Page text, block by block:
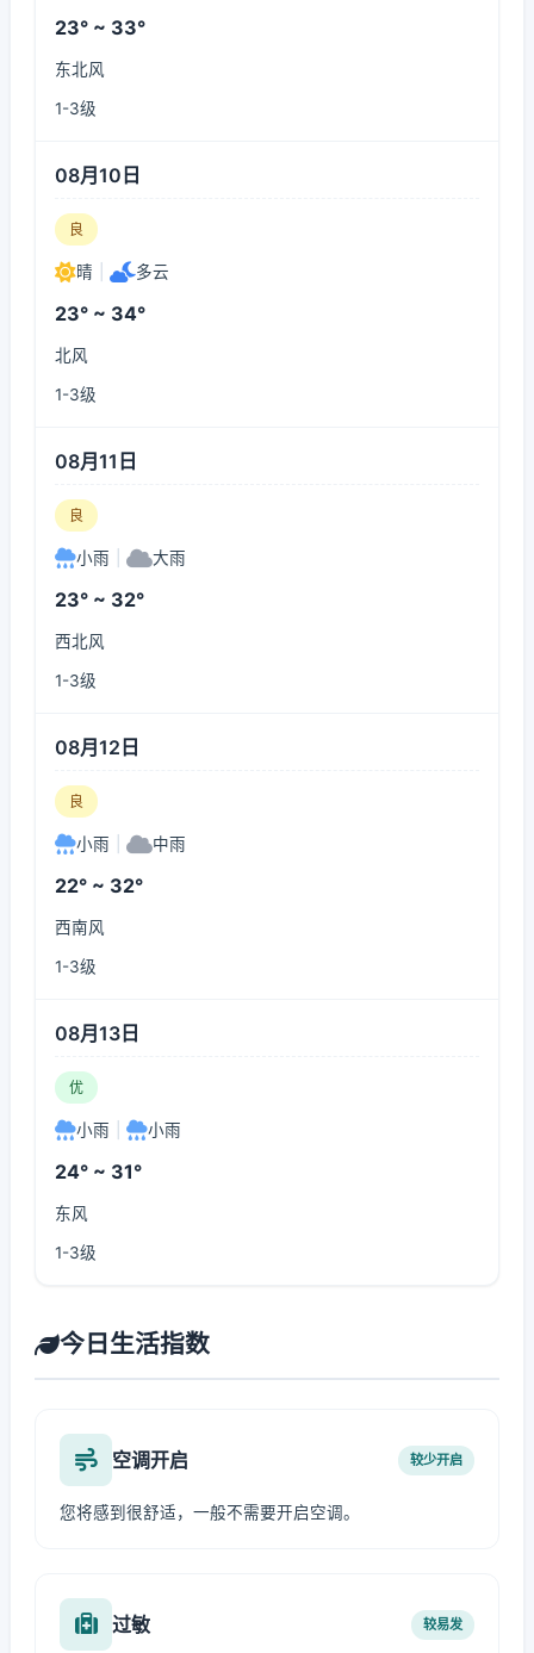
23° ~ 33°
东北风
1-3级
08月10日
良
晴 多云
23° ~ 34°
北风
1-3级
08月11日
良
小雨 大雨
23° ~ 32°
西北风
1-3级
08月12日
良
小雨 中雨
22° ~ 32°
西南风
1-3级
08月13日
优
小雨 小雨
24° ~ 31°
东风
1-3级
今日生活指数
空调开启 较少开启
您将感到很舒适，一般不需要开启空调。
过敏 较易发